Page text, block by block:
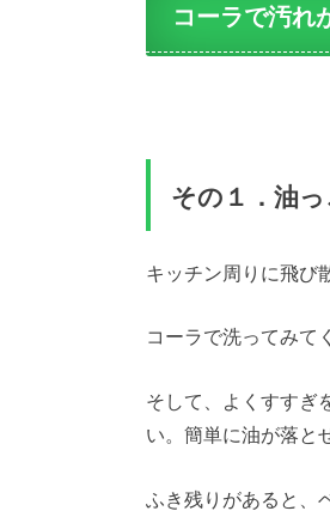
コーラで汚れ
その１．油
キッチン周りに飛び
コーラで洗ってみて
そして、よくすすぎ
い。簡単に油が落と
ふき残りがあると、